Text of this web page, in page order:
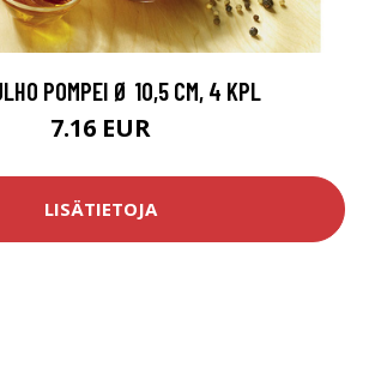
POMPEI Ø 10,5 CM, 4 KPL
7.16 EUR
LISÄTIETOJA